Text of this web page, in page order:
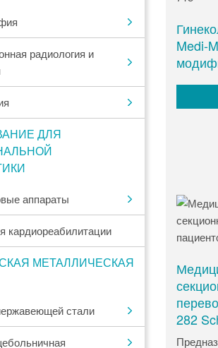
радиология и
ДЛЯ
аппараты
кардиореабилитации
МЕТАЛЛИЧЕСКАЯ
стали
Medi-
282